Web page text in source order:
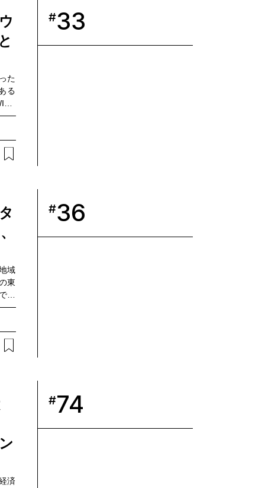
た
る
イ
コ
技
#33
域
東
き
り
ト
、
利
#36
済
#74